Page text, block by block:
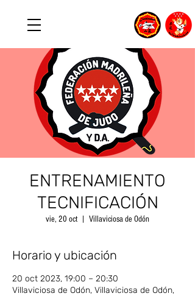
ENTRENAMIENTO
TECNIFICACIÓN
vie, 20 oct Villaviciosa de Odón
Horario y ubicación
20 oct 2023, 19:00 – 20:30
Villaviciosa de Odón, Villaviciosa de Odón,